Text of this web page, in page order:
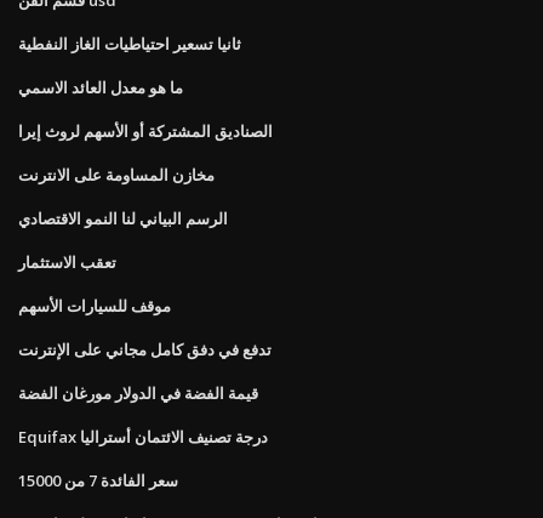
ثانيا تسعير احتياطيات الغاز النفطية
ما هو معدل العائد الاسمي
الصناديق المشتركة أو الأسهم لروث إيرا
مخازن المساومة على الانترنت
الرسم البياني لنا النمو الاقتصادي
تعقب الاستثمار
موقف للسيارات الأسهم
تدفع في دفق كامل مجاني على الإنترنت
قيمة الفضة في الدولار مورغان الفضة
Equifax درجة تصنيف الائتمان أستراليا
سعر الفائدة 7 من 15000